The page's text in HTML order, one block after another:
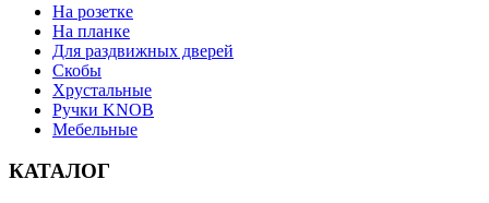
На розетке
На планке
Для раздвижных дверей
Скобы
Хрустальные
Ручки KNOB
Мебельные
КАТАЛОГ